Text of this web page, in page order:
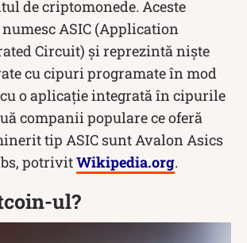
de criptomonede. Aceste
ASIC (Application
Circuit) și reprezintă niște
cu cipuri programate în mod
o aplicație integrată în cipurile
companii populare ce oferă
tip ASIC sunt Avalon Asics
potrivitWikipedia.org.
ul?